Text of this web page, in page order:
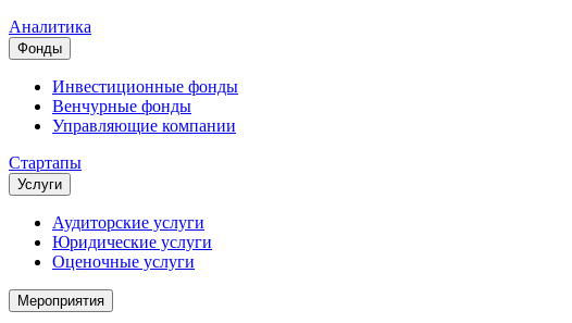
Аналитика
Фонды
Инвестиционные фонды
Венчурные фонды
Управляющие компании
Стартапы
Услуги
Аудиторские услуги
Юридические услуги
Оценочные услуги
Мероприятия